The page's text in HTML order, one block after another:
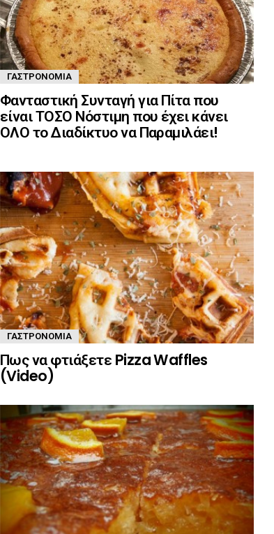
ΓΑΣΤΡΟΝΟΜΊΑ
Φανταστική Συνταγή για Πίτα που
είναι ΤΟΣΟ Νόστιμη που έχει κάνει
ΟΛΟ το Διαδίκτυο να Παραμιλάει!
ΓΑΣΤΡΟΝΟΜΊΑ
Πως να φτιάξετε Pizza Waffles
(Video)